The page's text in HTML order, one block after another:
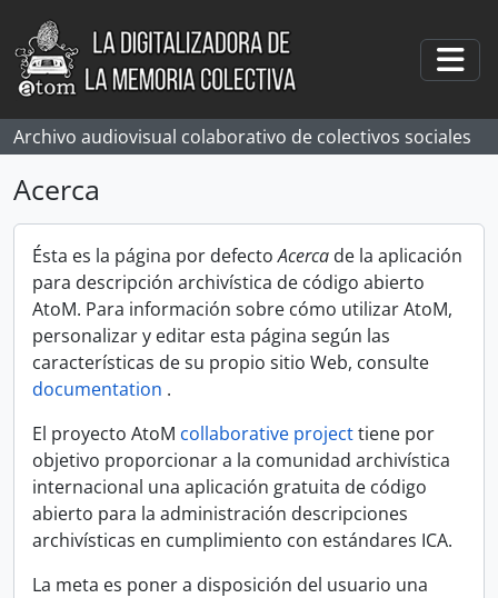
Skip to main content
Archivo audiovisual colaborativo de colectivos sociales
Acerca
Ésta es la página por defectoAcerca de la aplicación
para descripción archivística de código abierto
AtoM. Para información sobre cómo utilizar AtoM,
personalizar y editar esta página según las
características de su propio sitio Web, consulte
documentation .
El proyecto AtoM collaborative projecttiene por
objetivo proporcionar a la comunidad archivística
internacional una aplicación gratuita de código
abierto para la administración descripciones
archivísticas en cumplimiento con estándares ICA.
La meta es poner a disposición del usuario una